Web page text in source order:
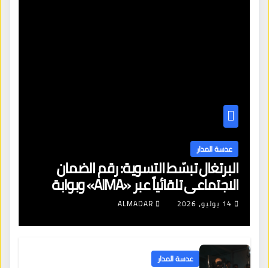
عدسة المدار
البرتغال تبسّط التسوية: رقم الضمان
الاجتماعي تلقائياً عبر «AIMA» وبوابة
جديدة لتجديد الإقامات
14 يوليو، 2026 ALMADAR
عدسة المدار